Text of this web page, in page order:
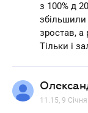
з 100% д
зростав, а
Тільки і
11.15, 9